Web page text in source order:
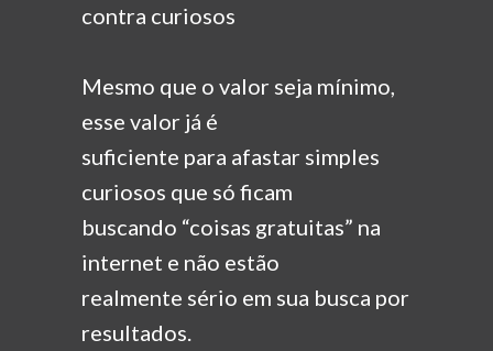
contra curiosos
Mesmo que o valor seja mínimo,
esse valor já é
suficiente para afastar simples
curiosos que só ficam
buscando “coisas gratuitas” na
internet e não estão
realmente sério em sua busca por
resultados.